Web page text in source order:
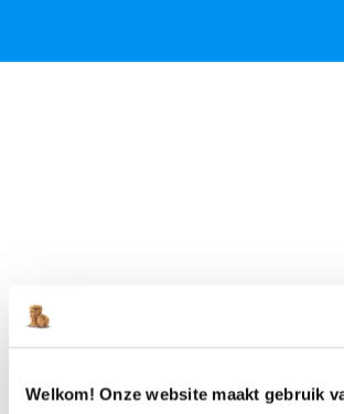
Welkom! Onze website maakt gebruik